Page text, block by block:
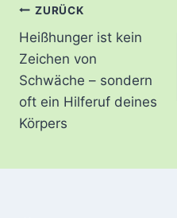
ZURÜCK
Heißhunger ist kein
Zeichen von
Schwäche – sondern
oft ein Hilferuf deines
Körpers